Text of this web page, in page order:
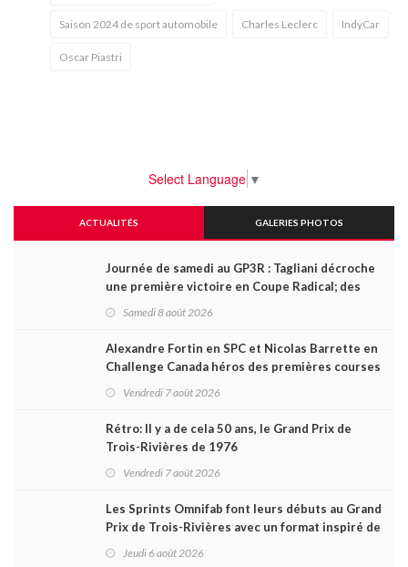
Saison 2024 de sport automobile Charles Leclerc IndyCar
Oscar Piastri
Select Language ▼
ACTUALITÉS GALERIES PHOTOS
Journée de samedi au GP3R : Tagliani décroche
une première victoire en Coupe Radical; des
Samedi 8 août 2026
Alexandre Fortin en SPC et Nicolas Barrette en
Challenge Canada héros des premières courses
Vendredi 7 août 2026
Rétro: Il y a de cela 50 ans, le Grand Prix de
Trois-Rivières de 1976
Vendredi 7 août 2026
Les Sprints Omnifab font leurs débuts au Grand
Prix de Trois-Rivières avec un format inspiré de
Jeudi 6 août 2026